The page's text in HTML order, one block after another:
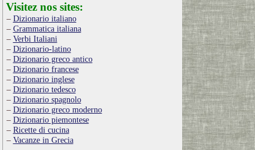
Visitez nos sites:
Dizionario italiano
Grammatica italiana
Verbi Italiani
Dizionario-latino
Dizionario greco antico
Dizionario francese
Dizionario inglese
Dizionario tedesco
Dizionario spagnolo
Dizionario greco moderno
Dizionario piemontese
Ricette di cucina
Vacanze in Grecia